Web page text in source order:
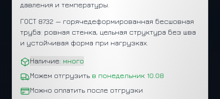
давления и температуры.
ГОСТ 8732 — горячедеформированная бесшовная
труба: ровная стенка, цельная структура без шва
и устойчивая форма при нагрузках.
Наличие: много
Можем отгрузить в понедельник 10.08
Можно оплатить после отгрузки